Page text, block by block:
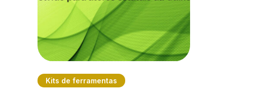
Kits de ferramentas